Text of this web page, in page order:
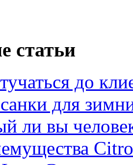
статьи
до
для
ли вы